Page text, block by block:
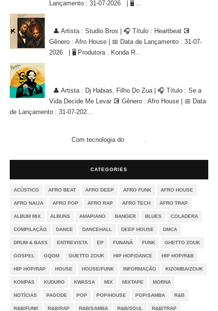
Lançamento : 31-07-2026 | 🖥 ...
👤 Artista : Studio Bros | 🎧 Título : Heartbeat 💽
Gênero : Afro House | 📅 Data de Lançamento : 31-07-
2026 | 🖥 Produtora : Konda R...
👤 Artista : Dj Habias, Filho Do Zua | 🎧 Título : Se a
Vida Decide Me Levar 💽 Gênero : Afro House | 📅 Data
de Lançamento : 31-07-202...
Com tecnologia do .
CATEGORIES
ACÚSTICO AFRO BEAT AFRO DEEP AFRO FUNK AFRO HOUSE
AFRO NAIJA AFRO POP AFRO RAP AFRO TECH AFRO TRAP
ALBUM MIX ALBUNS AMAPIANO BANGER BLUES COLADERA
COMPILAÇÃO DANCE DANCEHALL DEEP HOUSE DMCA
DRUM & BASS ENTREVISTA EP FUNANÁ FUNK GHETTO ZOUK
GOSPEL GQOM GUETTO ZOUK HIP HOP/DANCE HIP HOP/R&B
HIP HOP/RAP HOUSE HOUSE/FUNK INFORMAÇÃO KIZOMBA/ZOUK
KOMPAS KUDURO KWASSA MIX MIXTAPE MORNA
NOTÍCIAS PAGODE POP POP/HOUSE POP/SAMBA R&B
R&B/FUNK R&B/RAP R&B/SAMBA R&B/SOUL R&B/TRAP